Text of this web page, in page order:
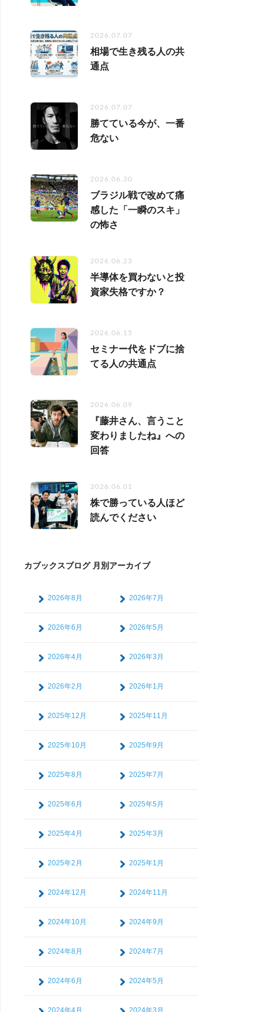
2026.07.07
相場で生き残る人の共
通点
2026.07.07
勝てている今が、一番
危ない
2026.06.30
ブラジル戦で改めて痛
感した「一瞬のスキ」
の怖さ
2026.06.23
半導体を買わないと投
資家失格ですか？
2026.06.15
セミナー代をドブに捨
てる人の共通点
2026.06.09
『藤井さん、言うこと
変わりましたね』への
回答
2026.06.01
株で勝っている人ほど
読んでください
カブックスブログ 月別アーカイブ
2026年8月 2026年7月
2026年6月 2026年5月
2026年4月 2026年3月
2026年2月 2026年1月
2025年12月 2025年11月
2025年10月 2025年9月
2025年8月 2025年7月
2025年6月 2025年5月
2025年4月 2025年3月
2025年2月 2025年1月
2024年12月 2024年11月
2024年10月 2024年9月
2024年8月 2024年7月
2024年6月 2024年5月
2024年4月 2024年3月